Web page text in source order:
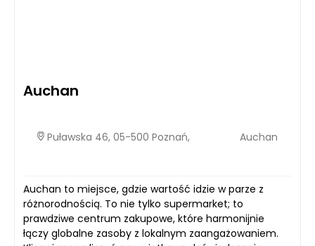
Auchan
Puławska 46, 05-500 Poznań, Auchan
Auchan to miejsce, gdzie wartość idzie w parze z
różnorodnością. To nie tylko supermarket; to
prawdziwe centrum zakupowe, które harmonijnie
łączy globalne zasoby z lokalnym zaangażowaniem.